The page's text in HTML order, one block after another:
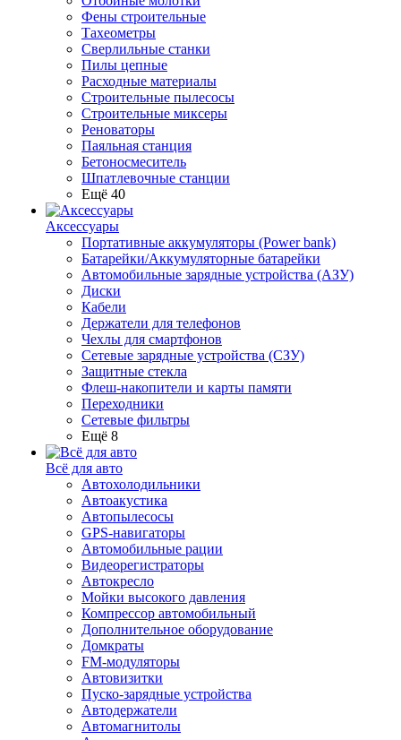
Фены строительные
Тахеометры
Сверлильные станки
Пилы цепные
Расходные материалы
Строительные пылесосы
Строительные миксеры
Реноваторы
Паяльная станция
Бетоносмеситель
Шпатлевочные станции
Ещё 40
Аксессуары
Портативные аккумуляторы (Power bank)
Батарейки/Аккумуляторные батарейки
Автомобильные зарядные устройства (АЗУ)
Диски
Кабели
Держатели для телефонов
Чехлы для смартфонов
Сетевые зарядные устройства (СЗУ)
Защитные стекла
Флеш-накопители и карты памяти
Переходники
Сетевые фильтры
Ещё 8
Всё для авто
Автохолодильники
Автоакустика
Автопылесосы
GPS-навигаторы
Автомобильные рации
Видеорегистраторы
Автокресло
Мойки высокого давления
Компрессор автомобильный
Дополнительное оборудование
Домкраты
FM-модуляторы
Автовизитки
Пуско-зарядные устройства
Автодержатели
Автомагнитолы